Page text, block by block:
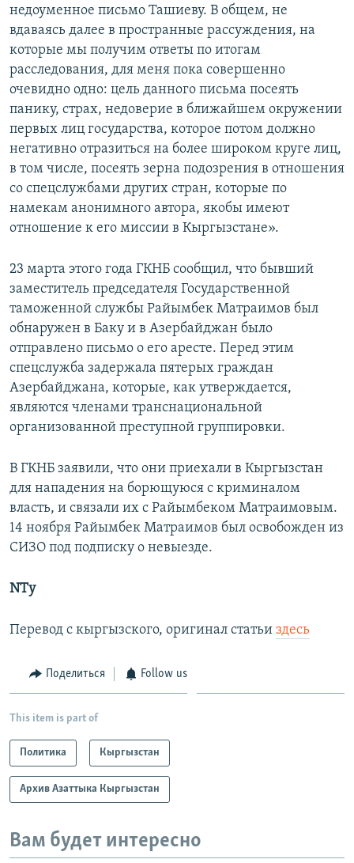
недоуменное письмо Ташиеву. В общем, не
вдаваясь далее в пространные рассуждения, на
которые мы получим ответы по итогам
расследования, для меня пока совершенно
очевидно одно: цель данного письма посеять
панику, страх, недоверие в ближайшем окружении
первых лиц государства, которое потом должно
негативно отразиться на более широком круге лиц,
в том числе, посеять зерна подозрения в отношения
со спецслужбами других стран, которые по
намекам анонимного автора, якобы имеют
отношение к его миссии в Кыргызстане».
23 марта этого года ГКНБ сообщил, что бывший
заместитель председателя Государственной
таможенной службы Райымбек Матраимов был
обнаружен в Баку и в Азербайджан было
отправлено письмо о его аресте. Перед этим
спецслужба задержала пятерых граждан
Азербайджана, которые, как утверждается,
являются членами транснациональной
организованной преступной группировки.
В ГКНБ заявили, что они приехали в Кыргызстан
для нападения на борющуюся с криминалом
власть, и связали их с Райымбеком Матраимовым.
14 ноября Райымбек Матраимов был освобожден из
СИЗО под подписку о невыезде.
NTy
Перевод с кыргызского, оригинал статьи здесь
Поделиться Follow us
This item is part of
Политика Кыргызстан
Архив Азаттыка Кыргызстан
Вам будет интересно